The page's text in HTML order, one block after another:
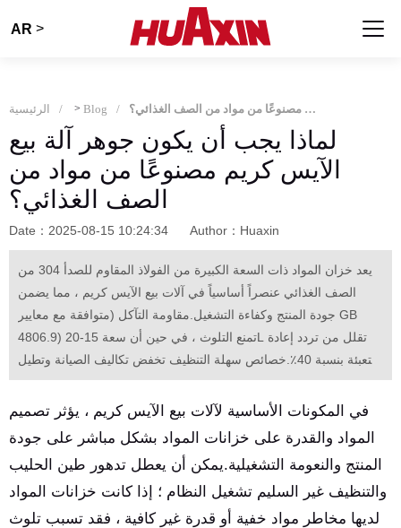
AR >
الرئيسية > Blog لماذا يجب أن يكون جوهر آلة بيع الآيس كريم مصنوعًا من مواد من الصف الغذائي؟
لماذا يجب أن يكون جوهر آلة بيع
الآيس كريم مصنوعًا من مواد من
الصف الغذائي؟
Date：2025-08-15 10:24:34 Author：Huaxin
يعد خزان المواد ذات السعة الكبيرة من الفولاذ المقاوم للصدأ 304 من
الصف الغذائي عنصراً أساسياً في آلات بيع الآيس كريم ، مما يضمن
جودة المنتج وكفاءة التشغيل.مقاومة التآكل (متوافقة مع معايير GB
4806.9) تمنع التلوث ، في حين أن سعة 15-20L تقلل من تردد إعادة
التعبئة بنسبة 40٪.خصائص سهلة التنظيف تخفض تكاليف الصيانة وتطيل
عمر المعدات ، وتوازن بين النظافة والاستقرار التشغيلي للكفاءة على
في المكونات الأساسية لآلات بيع الآيس كريم ، يؤثر تصميم
المواد والقدرة على خزانات المواد بشكل مباشر على جودة
المنتج والنعومة التشغيلية.يمكن أن يعطل تدهور طين الحليب
والتنظيف غير السليم تشغيل النظام ؛ إذا كانت خزانات المواد
لديها مخاطر مواد خفية أو قدرة غير كافية ، فقد تسبب تلوث